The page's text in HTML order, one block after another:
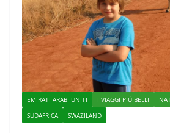
EMIRATI ARABI UNITI I VIAGGI PIÙ BELLI
SUDAFRICA
SWAZILAND